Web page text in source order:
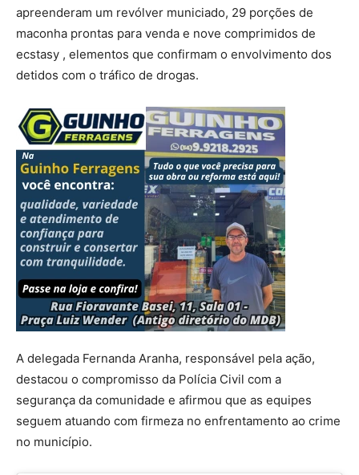
apreenderam um revólver municiado, 29 porções de
maconha prontas para venda e nove comprimidos de
ecstasy , elementos que confirmam o envolvimento dos
detidos com o tráfico de drogas.
A delegada Fernanda Aranha, responsável pela ação,
destacou o compromisso da Polícia Civil com a
segurança da comunidade e afirmou que as equipes
seguem atuando com firmeza no enfrentamento ao crime
no município.